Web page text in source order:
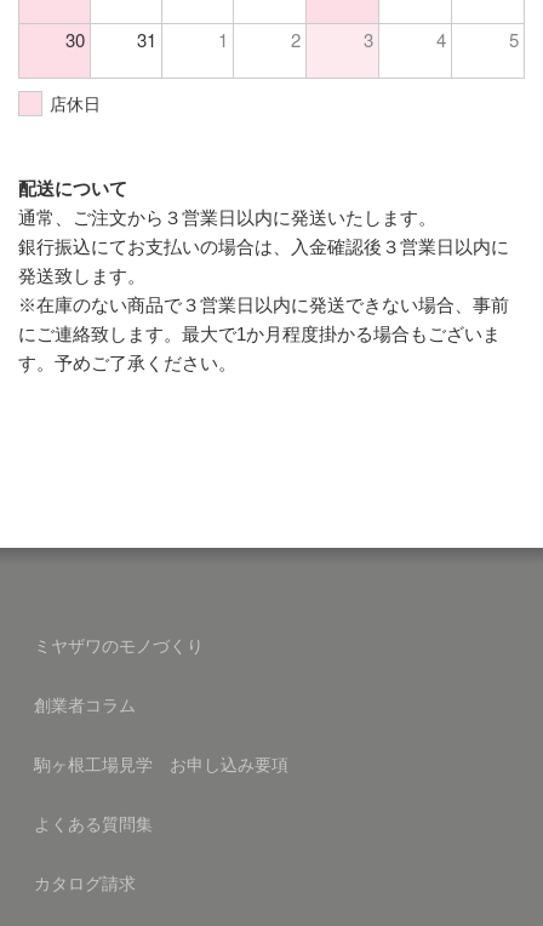
30 31 1 2 3 4 5
店休日
配送について
通常、ご注文から３営業日以内に発送いたします。
銀行振込にてお支払いの場合は、入金確認後３営業日以内に
発送致します。
※在庫のない商品で３営業日以内に発送できない場合、事前
にご連絡致します。最大で1か月程度掛かる場合もございま
す。予めご了承ください。
ミヤザワのモノづくり
創業者コラム
駒ヶ根工場見学 お申し込み要項
よくある質問集
カタログ請求